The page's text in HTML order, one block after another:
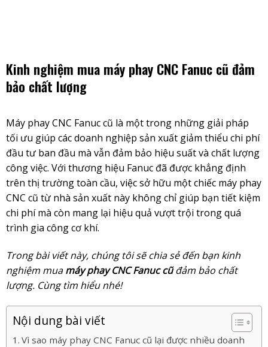
Kinh nghiệm mua máy phay CNC Fanuc cũ đảm
bảo chất lượng
Máy phay CNC Fanuc cũ là một trong những giải pháp
tối ưu giúp các doanh nghiệp sản xuất giảm thiểu chi phí
đầu tư ban đầu mà vẫn đảm bảo hiệu suất và chất lượng
công việc. Với thương hiệu Fanuc đã được khẳng định
trên thị trường toàn cầu, việc sở hữu một chiếc máy phay
CNC cũ từ nhà sản xuất này không chỉ giúp bạn tiết kiệm
chi phí mà còn mang lại hiệu quả vượt trội trong quá
trình gia công cơ khí.
Trong bài viết này, chúng tôi sẽ chia sẻ đến bạn kinh
nghiệm muamáy phay CNC Fanuc cũđảm bảo chất
lượng. Cùng tìm hiểu nhé!
Nội dung bài viết
Vì sao máy phay CNC Fanuc cũ lại được nhiều doanh